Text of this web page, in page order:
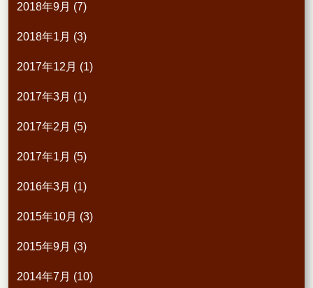
2018年9月 (7)
2018年1月 (3)
2017年12月 (1)
2017年3月 (1)
2017年2月 (5)
2017年1月 (5)
2016年3月 (1)
2015年10月 (3)
2015年9月 (3)
2014年7月 (10)